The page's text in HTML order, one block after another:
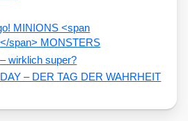
MINIONS <span
span> MONSTERS
wirklich super?
– DER TAG DER WAHRHEIT